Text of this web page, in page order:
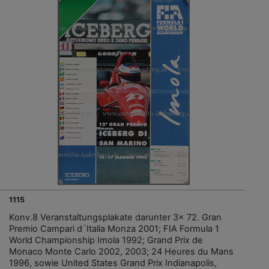
1115
Konv.8 Veranstaltungsplakate darunter 3x 72. Gran
Premio Campari d´Italia Monza 2001; FIA Formula 1
World Championship Imola 1992; Grand Prix de
Monaco Monte Carlo 2002, 2003; 24 Heures du Mans
1996, sowie United States Grand Prix Indianapolis,